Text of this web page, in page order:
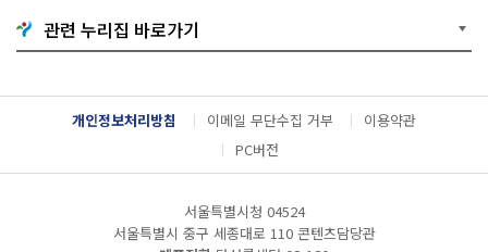
기
G
o
g
l
e
l
e
서
다
운
드
관련 누리집 바로가기
개인정보처리방침 이메일 무단수집 거부
이용약관
PC버전
서울특별시청 04524
서울특별시 중구 세종대로 110 콘텐츠담당관